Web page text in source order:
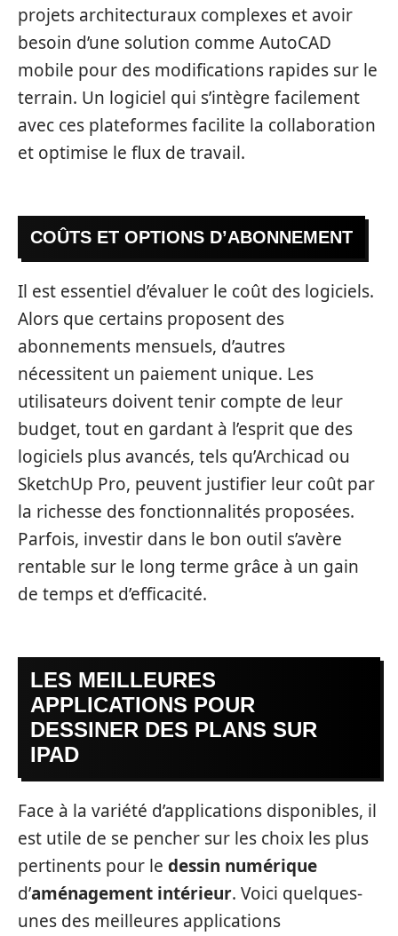
projets architecturaux complexes et avoir
besoin d’une solution comme AutoCAD
mobile pour des modifications rapides sur le
terrain. Un logiciel qui s’intègre facilement
avec ces plateformes facilite la collaboration
et optimise le flux de travail.
COÛTS ET OPTIONS D’ABONNEMENT
Il est essentiel d’évaluer le coût des logiciels.
Alors que certains proposent des
abonnements mensuels, d’autres
nécessitent un paiement unique. Les
utilisateurs doivent tenir compte de leur
budget, tout en gardant à l’esprit que des
logiciels plus avancés, tels qu’Archicad ou
SketchUp Pro, peuvent justifier leur coût par
la richesse des fonctionnalités proposées.
Parfois, investir dans le bon outil s’avère
rentable sur le long terme grâce à un gain
de temps et d’efficacité.
LES MEILLEURES
APPLICATIONS POUR
DESSINER DES PLANS SUR
IPAD
Face à la variété d’applications disponibles, il
est utile de se pencher sur les choix les plus
pertinents pour le dessin numérique
d’aménagement intérieur. Voici quelques-
unes des meilleures applications